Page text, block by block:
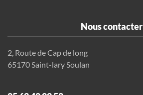
Nous contacter
2, Route de Cap de long
65170 Saint-lary Soulan